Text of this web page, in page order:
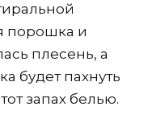
порошка и
плесень, а
будет пахнуть
запах белью.